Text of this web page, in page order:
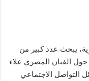
يبحث عدد كبير من
حول الفنان المصري علاء
التواصل الاجتماعي